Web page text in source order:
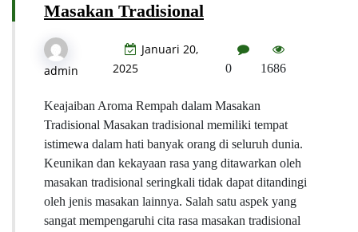
Masakan Tradisional
admin
Januari 20,
2025
0 1686
Keajaiban Aroma Rempah dalam Masakan
Tradisional Masakan tradisional memiliki tempat
istimewa dalam hati banyak orang di seluruh dunia.
Keunikan dan kekayaan rasa yang ditawarkan oleh
masakan tradisional seringkali tidak dapat ditandingi
oleh jenis masakan lainnya. Salah satu aspek yang
sangat mempengaruhi cita rasa masakan tradisional